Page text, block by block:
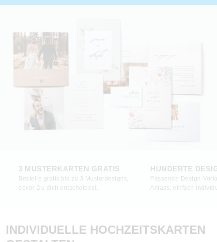
3 MUSTERKARTEN GRATIS
Bestelle gratis bis zu 3 Musterdesigns,
bevor Du dich entscheidest.
HUNDERTE
Passende Design-
Anlass, einfach
INDIVIDUELLE HOCHZEITSKARTEN